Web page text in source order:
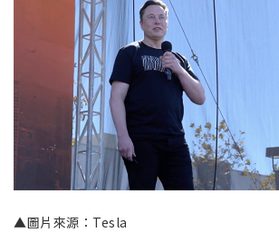
▲圖片來源：Tesla